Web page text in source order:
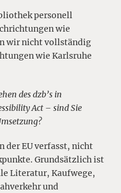
personell
wie
wir nicht vollständig
wie Karlsruhe
des dzb’s in
Act – sind Sie
der EU verfasst, nicht
Grundsätzlich ist
Literatur, Kaufwege,
und